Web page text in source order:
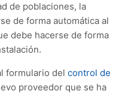
de poblaciones, la
de forma automática al
debe hacerse de forma
formulario del control de
proveedor que se ha